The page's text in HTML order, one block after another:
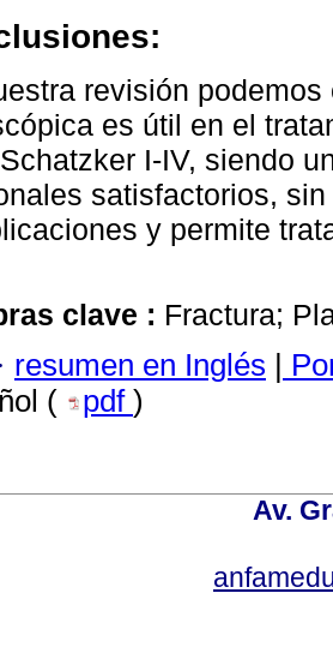
revisión
es útil en el
I-IV, siendo
satisfactorios,
y permite
clave : Fractura;
resumen en Inglés
(
pdf )
Av.